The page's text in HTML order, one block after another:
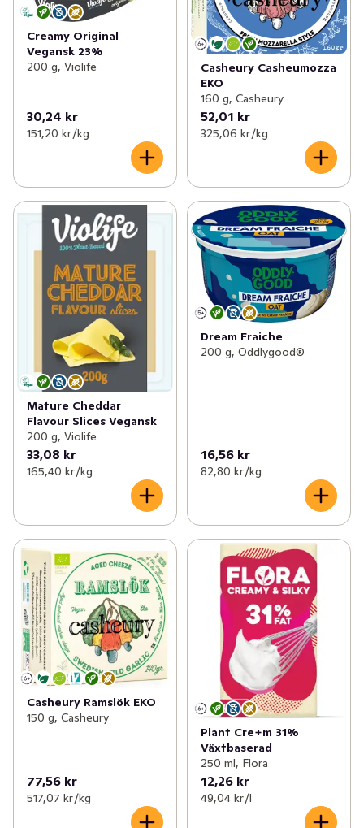
Creamy Original
Vegansk 23%
200 g, Violife
30,24 kr
151,20 kr /kg
Casheury Casheumozza
EKO
160 g, Casheury
52,01 kr
325,06 kr /kg
Mature Cheddar
Flavour Slices Vegansk
200 g, Violife
33,08 kr
165,40 kr /kg
Dream Fraiche
200 g, Oddlygood®
16,56 kr
82,80 kr /kg
Casheury Ramslök EKO
150 g, Casheury
77,56 kr
517,07 kr /kg
Plant Cre+m 31%
Växtbaserad
250 ml, Flora
12,26 kr
49,04 kr /l